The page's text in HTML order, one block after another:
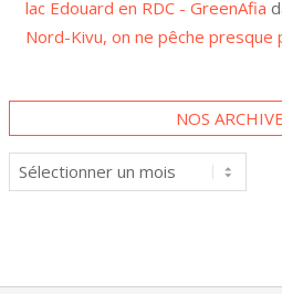
Nord-Kivu, on ne pêche presque
NOS
Nos
archives